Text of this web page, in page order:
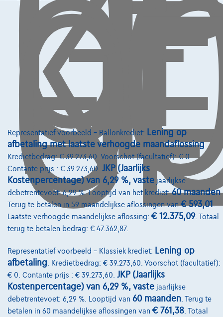
7700 Mouscron, Ghistelinck Mouscron
Bekijk wagen
116 CDI L2 *Camera*Reservewiel*App Connect
01/2024
46.029 km Diesel Automaat 120 kW ( 163 PK )
€34.975 ✓BTW aftrekbaar
Vanaf€528,11/maandmet een laatste maandaflossing
Representatief voorbeeld – Ballonkrediet: Lening op
afbetaling met laatste verhoogde maandaflossing
Kredietbedrag: € 39.273,60. Voorschot (facultatief): € 0.
Contante prijs : € 39.273,60. JKP (Jaarlijks
Kostenpercentage) van 6,29 %, vaste jaarlijkse
debetrentevoet: 6,29 %. Looptijd van het krediet:60 maanden.
Terug te betalen in 59 maandelijkse aflossingen van€ 593,01.
Laatste verhoogde maandelijkse aflossing: € 12.375,09. Totaal
terug te betalen bedrag: € 47.362,87.
Representatief voorbeeld – Klassiek krediet: Lening op
afbetaling . Kredietbedrag: € 39.273,60. Voorschot (facultatief):
€ 0. Contante prijs : € 39.273,60. JKP (Jaarlijks
Kostenpercentage) van 6,29 %, vaste jaarlijkse
debetrentevoet: 6,29 %. Looptijd van 60 maanden . Terug te
betalen in 60 maandelijkse aflossingen van € 761,38 . Totaal